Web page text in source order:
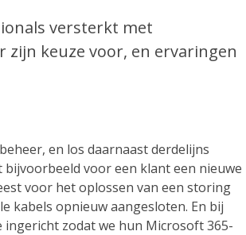
versterkt met
zijn keuze voor, en ervaringen
en los daarnaast derdelijns
voor een klant een nieuwe
voor het oplossen van een storing
kabels opnieuw aangesloten. En bij
zodat we hun Microsoft 365-